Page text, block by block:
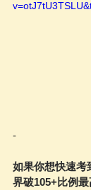
-
如果你想快速考
界破105+比例